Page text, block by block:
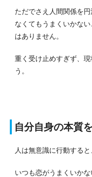
ただでさえ人間関係を
なくてもうまくいかな
はありません。
重く受け止めすぎず、
う。
自分自身の本質
人は無意識に行動する
いつも恋がうまくいか